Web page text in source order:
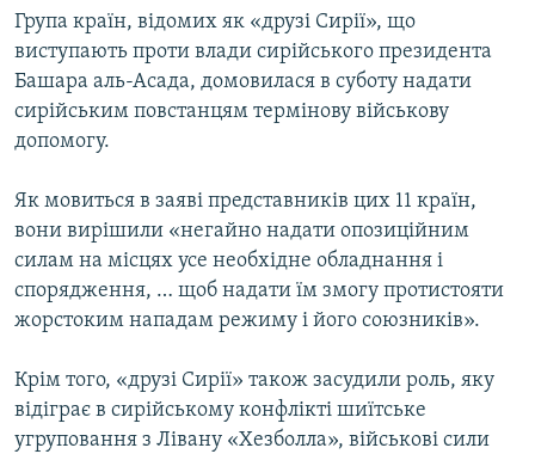
Усі сайти RFE/RL
Група країн, відомих як «друзі Сирії», що
виступають проти влади сирійського президента
Башара аль-Асада, домовилася в суботу надати
сирійським повстанцям термінову військову
допомогу.
Як мовиться в заяві представників цих 11 країн,
вони вирішили «негайно надати опозиційним
силам на місцях усе необхідне обладнання і
спорядження, … щоб надати їм змогу протистояти
жорстоким нападам режиму і його союзників».
Крім того, «друзі Сирії» також засудили роль, яку
відіграє в сирійському конфлікті шиїтське
угруповання з Лівану «Хезболла», військові сили